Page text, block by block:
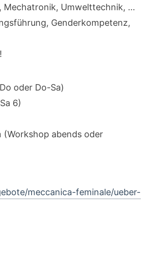
Mechatronik, Umwelttechnik, …
Genderkompetenz,
oder Do-Sa)
6)
(Workshop abends oder
meccanica-feminale/ueber-